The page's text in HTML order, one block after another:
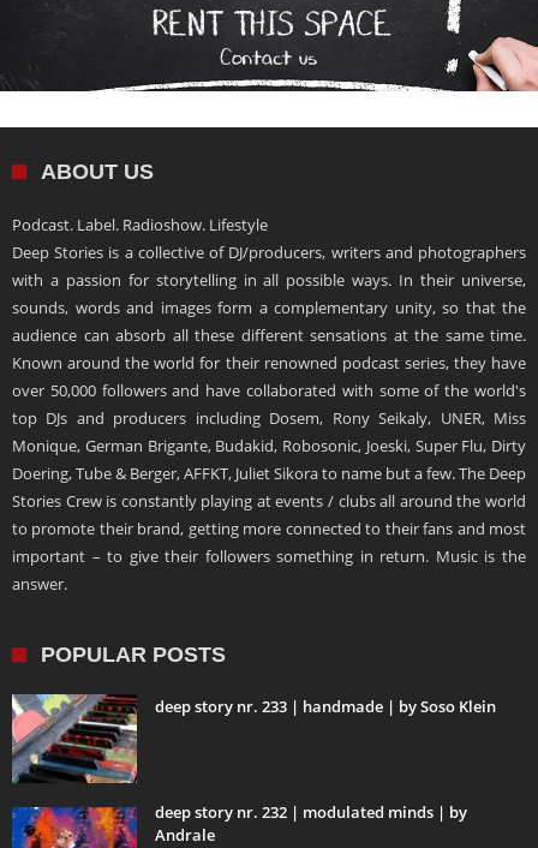
ABOUT US
Podcast. Label. Radioshow. Lifestyle
Deep Stories is a collective of DJ/producers, writers and photographers
with a passion for storytelling in all possible ways. In their universe,
sounds, words and images form a complementary unity, so that the
audience can absorb all these different sensations at the same time.
Known around the world for their renowned podcast series, they have
over 50,000 followers and have collaborated with some of the world's
top DJs and producers including Dosem, Rony Seikaly, UNER, Miss
Monique, German Brigante, Budakid, Robosonic, Joeski, Super Flu, Dirty
Doering, Tube & Berger, AFFKT, Juliet Sikora to name but a few. The Deep
Stories Crew is constantly playing at events / clubs all around the world
to promote their brand, getting more connected to their fans and most
important – to give their followers something in return. Music is the
answer.
POPULAR POSTS
deep story nr. 233 | handmade | by Soso Klein
deep story nr. 232 | modulated minds | by
Andrale